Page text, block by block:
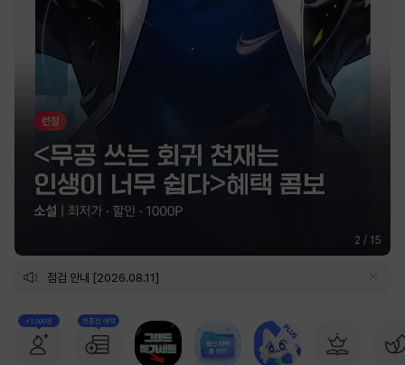
2 / 15
점검 안내 [2026.08.11]
+1,000원 첫충전 혜택